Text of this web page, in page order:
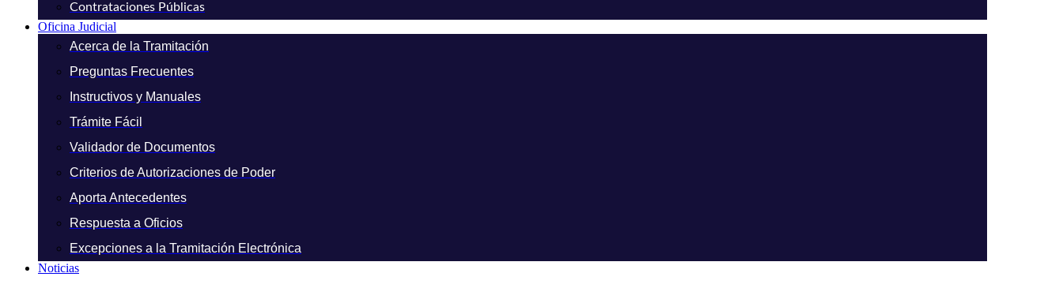
Contrataciones Públicas
Oficina Judicial
Acerca de la Tramitación
Preguntas Frecuentes
Instructivos y Manuales
Trámite Fácil
Validador de Documentos
Criterios de Autorizaciones de Poder
Aporta Antecedentes
Respuesta a Oficios
Excepciones a la Tramitación Electrónica
Noticias